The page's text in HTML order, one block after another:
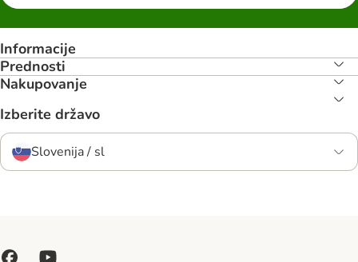
Informacije
Prednosti
Nakupovanje
Izberite državo
Slovenija / sl